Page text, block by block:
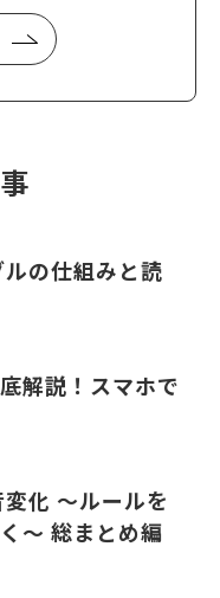
の仕組みと読
解説！スマホで
化 〜ルールを
〜 総まとめ編